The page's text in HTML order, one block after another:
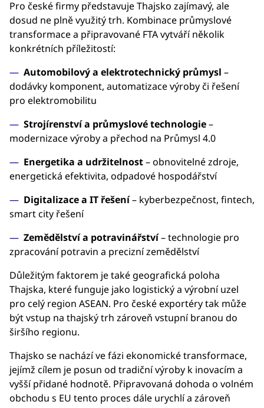
Pro české firmy představuje Thajsko zajímavý, ale
dosud ne plně využitý trh. Kombinace průmyslové
transformace a připravované FTA vytváří několik
konkrétních příležitostí:
Automobilový a elektrotechnický průmysl –
dodávky komponent, automatizace výroby či řešení
pro elektromobilitu
Strojírenství a průmyslové technologie–
modernizace výroby a přechod na Průmysl 4.0
Energetika a udržitelnost– obnovitelné zdroje,
energetická efektivita, odpadové hospodářství
Digitalizace a IT řešení– kyberbezpečnost, fintech,
smart city řešení
Zemědělství a potravinářství– technologie pro
zpracování potravin a precizní zemědělství
Důležitým faktorem je také geografická poloha
Thajska, které funguje jako logistický a výrobní uzel
pro celý region ASEAN. Pro české exportéry tak může
být vstup na thajský trh zároveň vstupní branou do
širšího regionu.
Thajsko se nachází ve fázi ekonomické transformace,
jejímž cílem je posun od tradiční výroby k inovacím a
vyšší přidané hodnotě. Připravovaná dohoda o volném
obchodu s EU tento proces dále urychlí a zároveň